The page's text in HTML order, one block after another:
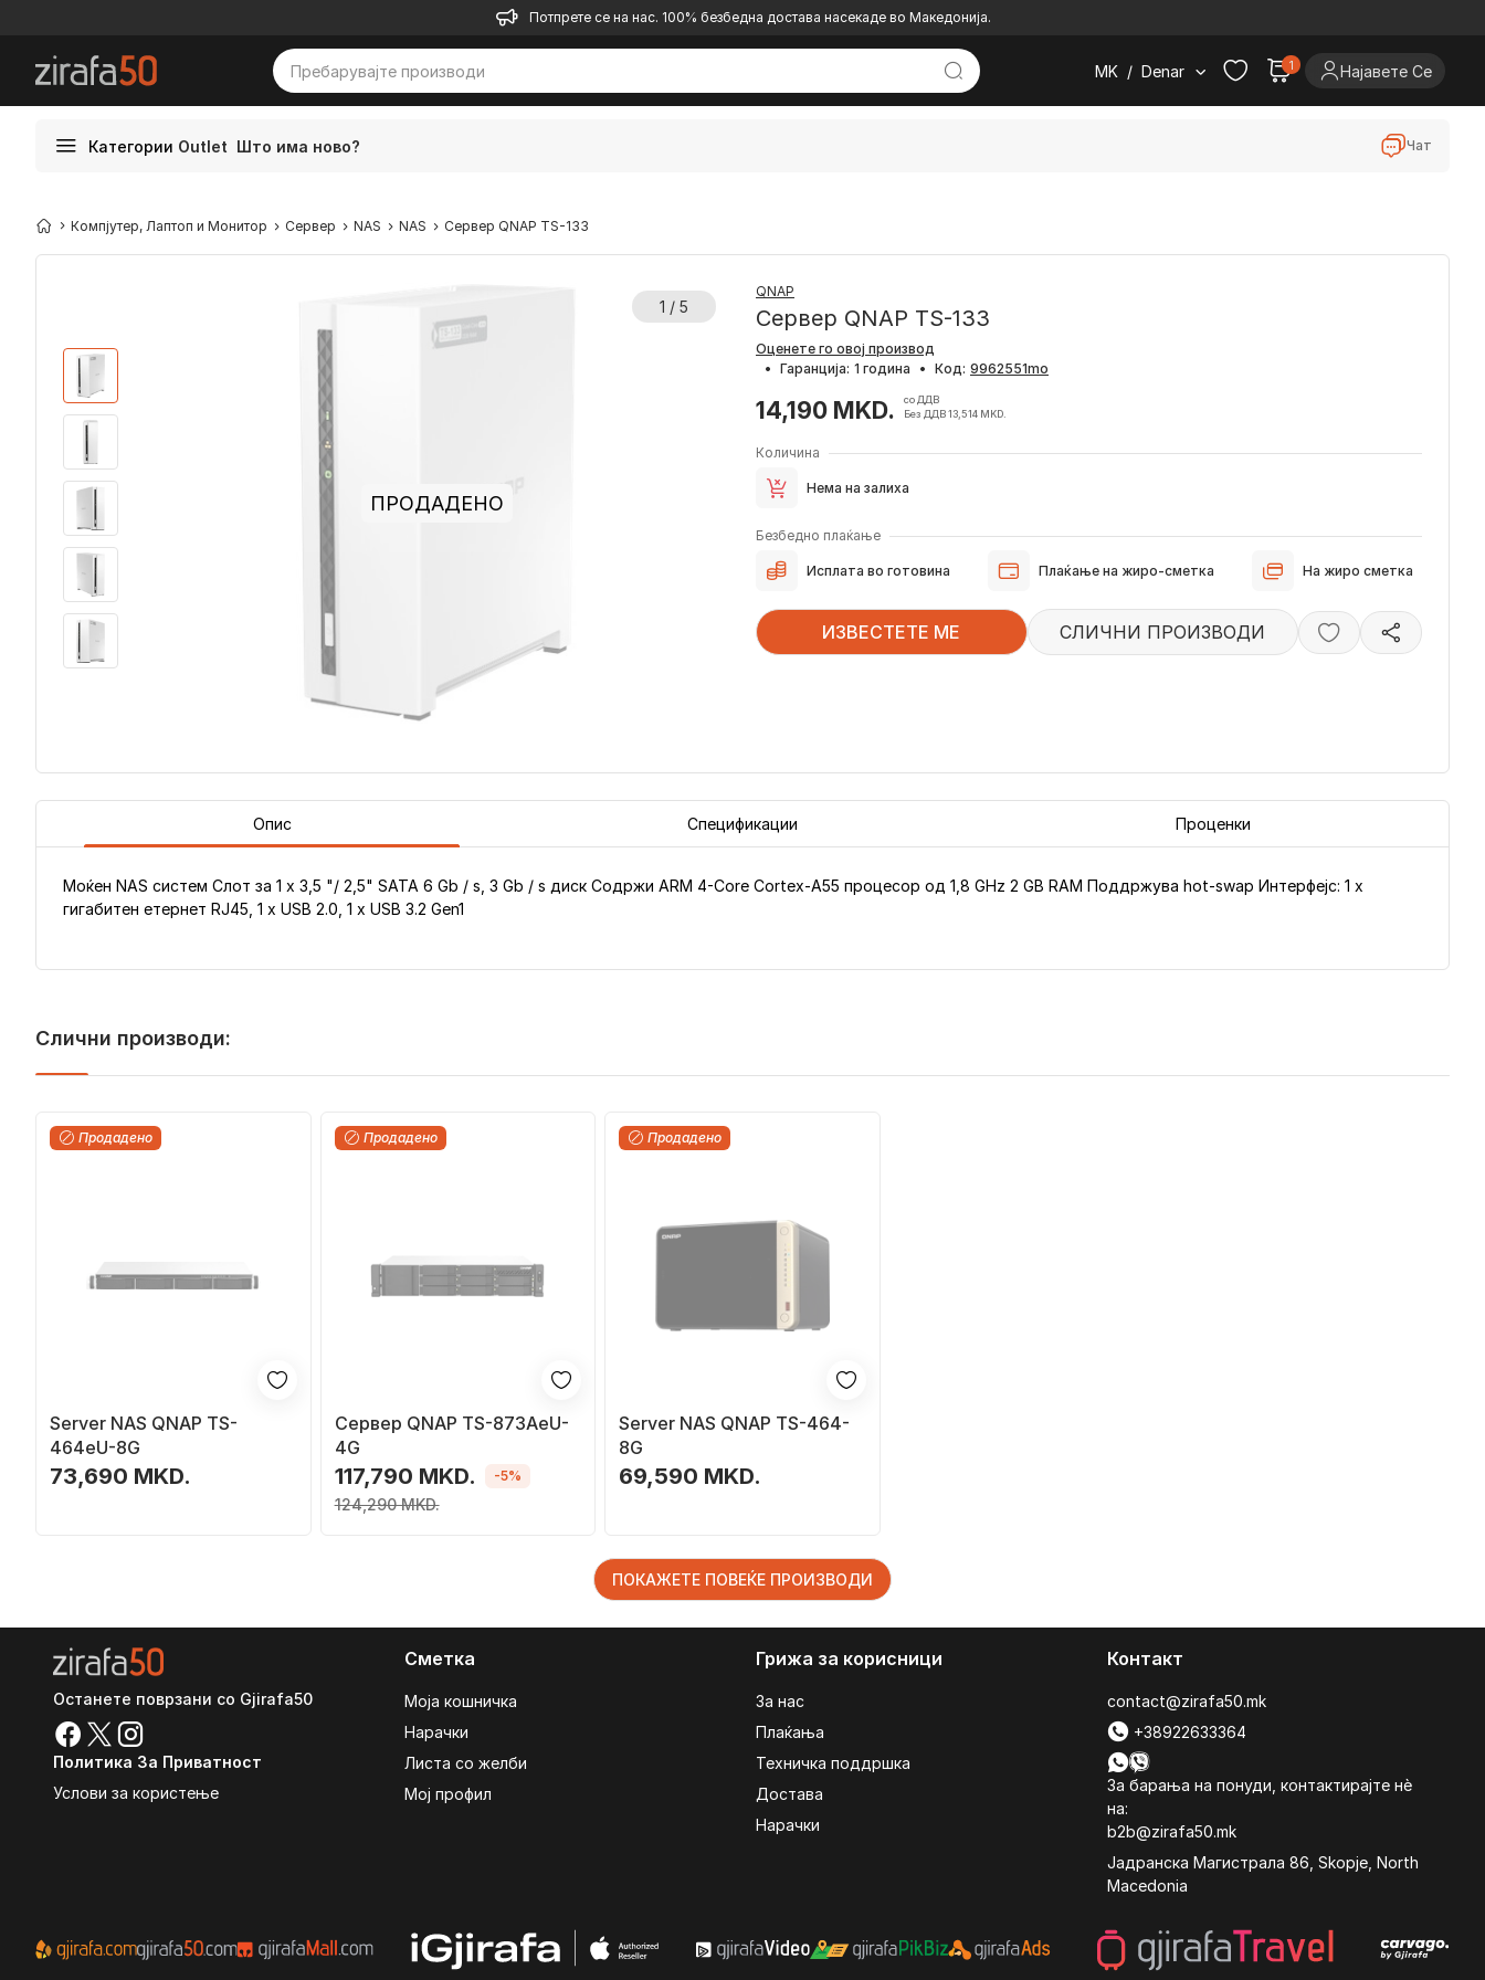
Потпрете се на нас. 100% безбедна достава насекаде во Македонија.
MK / Denar 1 Најавете Се
Категории Outlet Што има ново? Чат
Компјутер, Лаптоп и Монитор Сервер NAS NAS Сервер QNAP TS-133
1 / 5
ПРОДАДЕНО
QNAP
Сервер QNAP TS-133
Оценете го овој производ
• Гаранција: 1 година • Код:
14,190 MKD.
со ДДВ
Без ДДВ 13,514 MKD.
Количина
Нема на залиха
Безбедно плаќање
Исплата во готовина Плаќање на жиро-сметка На жиро сметка
ИЗВЕСТЕТЕ МЕ СЛИЧНИ ПРОИЗВОДИ
Опис Спецификации Проценки
Моќен NAS систем Слот за 1 x 3,5 "/ 2,5" SATA 6 Gb / s, 3 Gb / s диск Содржи ARM 4-Core Cortex-A55 процесор од 1,8 GHz 2 GB RAM Поддржува hot-swap Интерфејс: 1 x
гигабитен етернет RJ45, 1 x USB 2.0, 1 x USB 3.2 Gen1
Слични производи:
Продадено
Server NAS QNAP TS-
464eU-8G
73,690 MKD.
Продадено
Сервер QNAP TS-873AeU-
4G
117,790 MKD.
124,290 MKD.
-5%
Продадено
Server NAS QNAP TS-464-
8G
69,590 MKD.
ПОКАЖЕТЕ ПОВЕЌЕ ПРОИЗВОДИ
Останете поврзани со Gjirafa50
Политика За Приватност
Услови за користење
Сметка
Моја кошничка
Нарачки
Листа со желби
Мој профил
Грижа за корисници
За нас
Плаќања
Техничка поддршка
Достава
Нарачки
Контакт
contact@zirafa50.mk
+38922633364
За барања на понуди, контактирајте нѐ
на:
b2b@zirafa50.mk
Jадранска Магистрала 86, Skopje, North
Macedonia